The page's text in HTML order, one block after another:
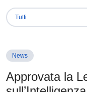
News
Approvata la